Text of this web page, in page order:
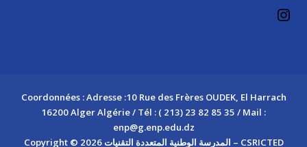
Coordonnées : Adresse :10 Rue des Frères OUDEK, El Harrach
16200 Alger Algérie / Tél : ( 213) 23 82 85 35 / Mail :
enp@g.enp.edu.dz
Copyright © 2026 المدرسة الوطنية المتعددة التقنيات – CSRICTED